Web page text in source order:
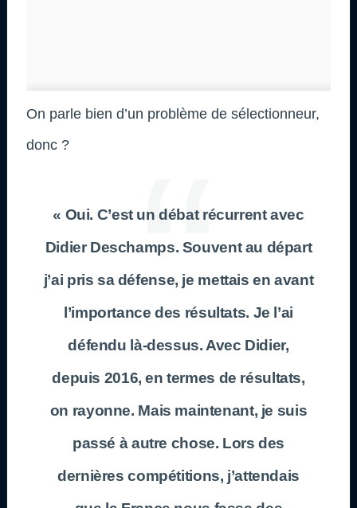
On parle bien d’un problème de sélectionneur,
donc ?
« Oui. C’est un débat récurrent avec
Didier Deschamps. Souvent au départ
j’ai pris sa défense, je mettais en avant
l’importance des résultats. Je l’ai
défendu là-dessus. Avec Didier,
depuis 2016, en termes de résultats,
on rayonne. Mais maintenant, je suis
passé à autre chose. Lors des
dernières compétitions, j’attendais